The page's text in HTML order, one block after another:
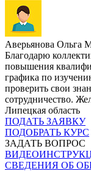
Аверьянова Ольга
Благодарю
повышения
графика по
проверить свои
сотрудничество.
Липецкая область
ПОДАТЬ ЗАЯВКУ
ПОДОБРАТЬ КУРС
ЗАДАТЬ ВОПРОС
СВЕДЕНИЯ ОБ